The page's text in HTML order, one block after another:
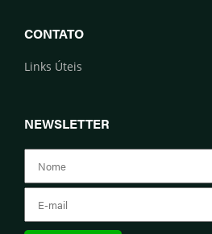
CONTATO
Links Úteis
NEWSLETTER